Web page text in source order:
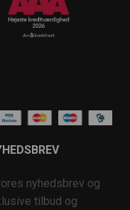
nyhedsbrev og
tilbud og